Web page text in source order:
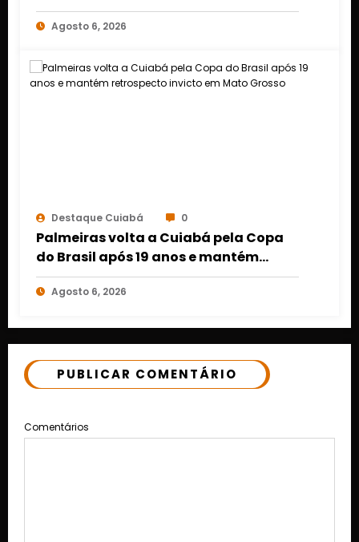
Cuiabá e Rondonópolis
Agosto 6, 2026
Destaque Cuiabá 0
Palmeiras volta a Cuiabá pela Copa
do Brasil após 19 anos e mantém
retrospecto invicto em Mato Grosso
Agosto 6, 2026
PUBLICAR COMENTÁRIO
Comentários